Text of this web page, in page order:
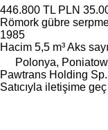
446.800 TL PLN
Römork gübre
1985
Hacim 5,5 m³Aks
Polonya,
Pawtrans Holding
Satıcıyla iletişime geç